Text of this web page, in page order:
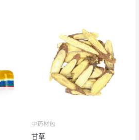
中药材包
甘草